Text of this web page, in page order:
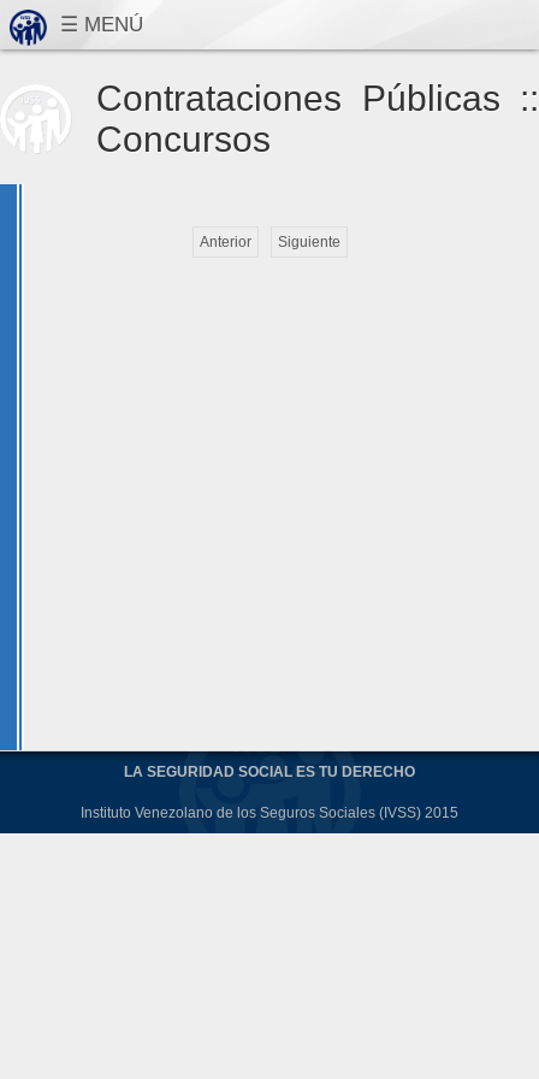
Contrataciones Públicas ::
Concursos
Anterior Siguiente
LA SEGURIDAD SOCIAL ES TU DERECHO
Instituto Venezolano de los Seguros Sociales (IVSS) 2015